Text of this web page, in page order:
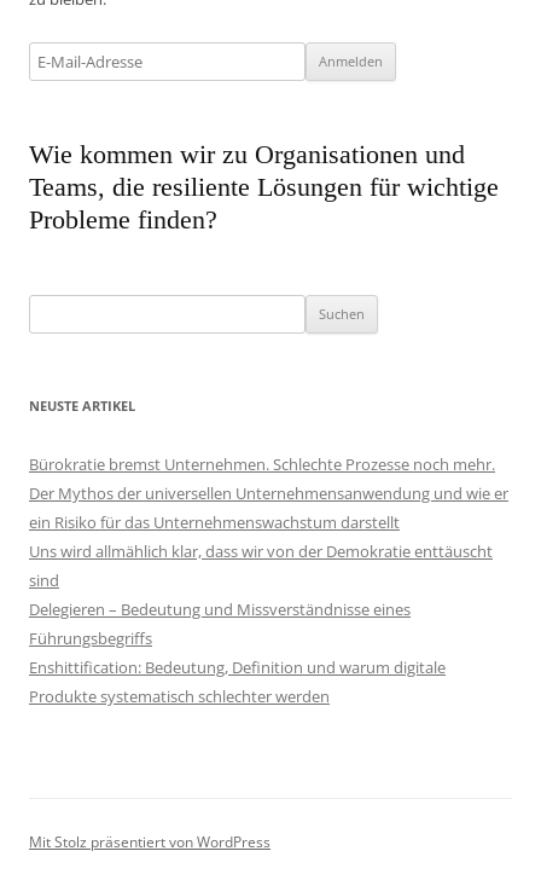
Wie kommen wir zu Organisationen und
Teams, die resiliente Lösungen für wichtige
Probleme finden?
nach:
NEUSTE ARTIKEL
Bürokratie bremst Unternehmen. Schlechte Prozesse noch mehr.
Der Mythos der universellen Unternehmensanwendung und wie er
ein Risiko für das Unternehmenswachstum darstellt
Uns wird allmählich klar, dass wir von der Demokratie enttäuscht
sind
Delegieren – Bedeutung und Missverständnisse eines
Führungsbegriffs
Enshittification: Bedeutung, Definition und warum digitale
Produkte systematisch schlechter werden
Mit Stolz präsentiert von WordPress